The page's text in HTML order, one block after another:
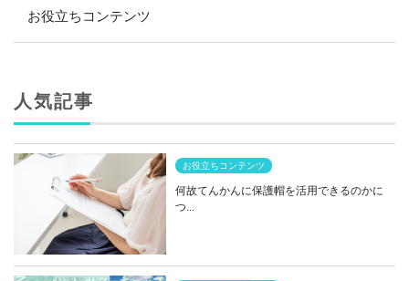
お役立ちコンテンツ
人気記事
お役立ちコンテンツ
何故てんかんに保護帽を活用できるのかに
つ...